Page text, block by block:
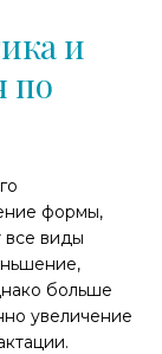
и
по
формы,
все виды
больше
увеличение